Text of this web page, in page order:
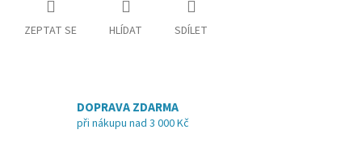
ZEPTAT SE HLÍDAT SDÍLET
DOPRAVA ZDARMA
při nákupu nad 3 000 Kč